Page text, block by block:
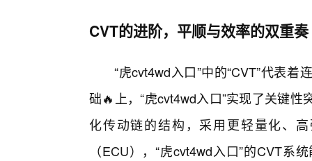
CVT的进阶，平顺与效率的双重奏
“虎cvt4wd入口”中的“CVT”代表
础🔥上，“虎cvt4wd入口”实现了关键
化传动链的结构，采用更轻量化、
（ECU），“虎cvt4wd入口”的CVT